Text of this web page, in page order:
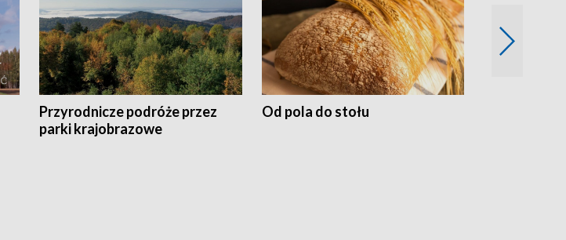
Przyrodnicze podróże przez
parki krajobrazowe
Od pola do stołu